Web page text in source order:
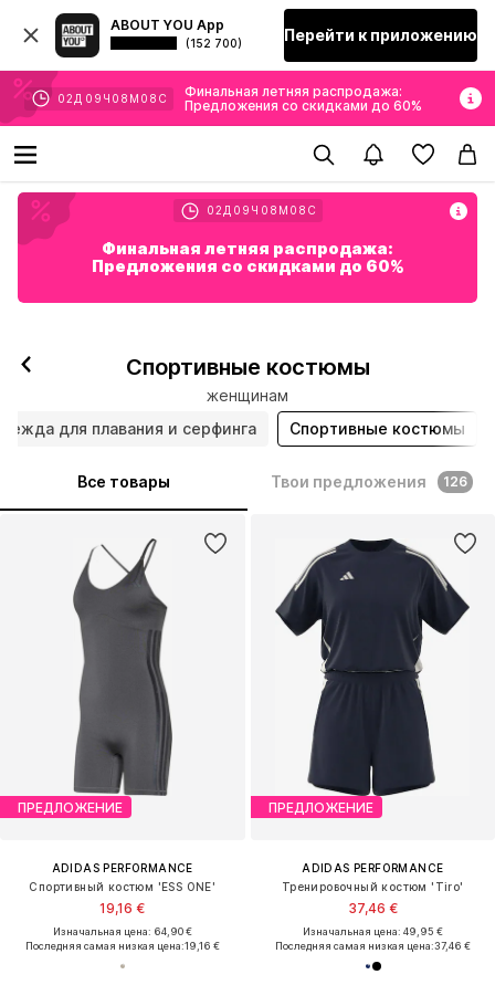
ABOUT YOU App
(152 700) Перейти к приложению
02 Д 09 Ч 08 М 07 С
Финальная летняя распродажа:
Предложения со скидками до 60%
02 Д 09 Ч 08 М 07 С
Финальная летняя распродажа:
Предложения со скидками до 60%
Спортивные костюмы
женщинам
для плавания и серфинга
Спортивные костюмы
Все товары Твои предложения 126
ПРЕДЛОЖЕНИЕ
ADIDAS PERFORMANCE
Спортивный костюм 'ESS ONE'
19,16 €
Изначальная цена: 64,90 €
Последняя самая низкая цена:19,16 €
ПРЕДЛОЖЕНИЕ
ADIDAS PERFORMANCE
Тренировочный костюм 'Tiro'
37,46 €
Изначальная цена: 49,95 €
Последняя самая низкая цена:37,46 €